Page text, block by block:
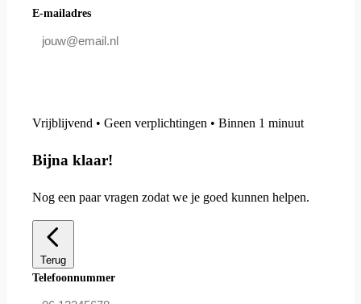
E-mailadres
Vrijblijvend • Geen verplichtingen • Binnen 1 minuut
Bijna klaar!
Nog een paar vragen zodat we je goed kunnen helpen.
Terug
Telefoonnummer